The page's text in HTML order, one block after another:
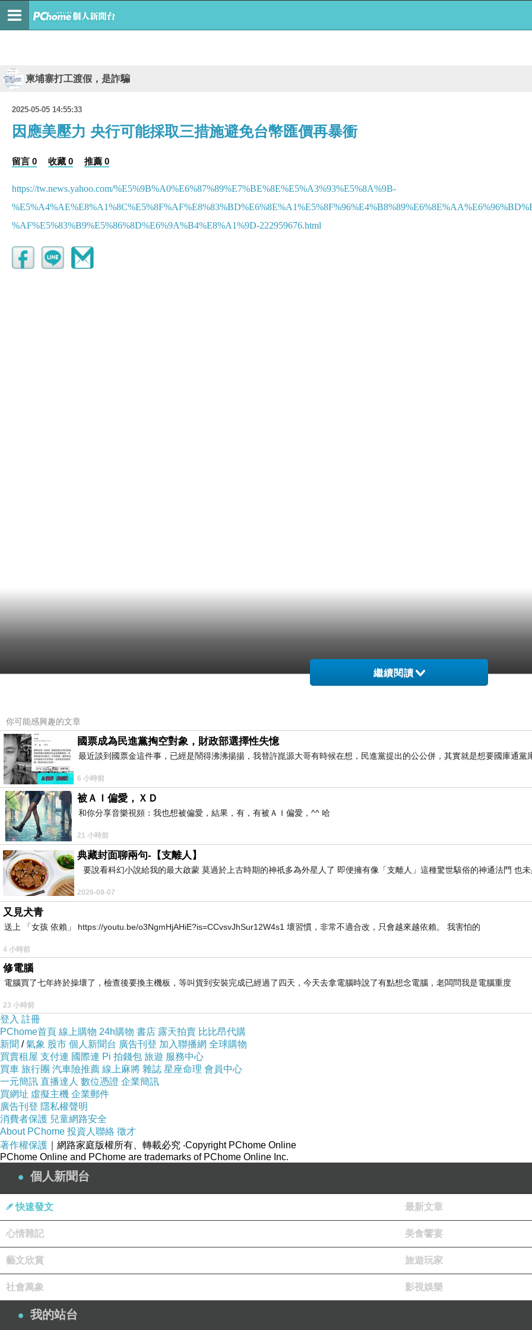
柬埔寨打工渡假，是詐騙
2025-05-05 14:55:33
因應美壓力 央行可能採取三措施避免台幣匯價再暴衝
留言 0 收藏 0 推薦 0
https://tw.news.yahoo.com/%E5%9B%A0%E6%87%89%E7%BE%8E%E5%A3%93%E5%8A%9B-
%AF%E5%83%B9%E5%86%8D%E6%9A%B4%E8%A1%9D-222959676.html
繼續閱讀
你可能感興趣的文章
國票成為民進黨掏空對象，財政部選擇性失憶
最近談到國票金這件事，已經是鬧得沸沸揚揚，我替許崑源大哥有時候在想，民進黨提出的公公併，其實就是想要國庫通黨
6 小時前
被ＡＩ偏愛，ＸＤ
和你分享音樂視頻：我也想被偏愛，結果，有，有被ＡＩ偏愛，^^ 哈
21 小時前
典藏封面聊兩句-【支離人】
要說看科幻小說給我的最大啟蒙 莫過於上古時期的神祇多為外星人了 即便擁有像「支離人」這種驚世駭俗的神通法門 也
2026-08-07
又見犬青
送上 「女孩 依賴」 https://youtu.be/o3NgmHjAHiE?is=CCvsvJhSur12W4s1 壞習慣，非常不適合改，只會越來越依賴。 我害怕的
4 小時前
修電腦
電腦買了七年終於操壞了，檢查後要換主機板，等叫貨到安裝完成已經過了四天，今天去拿電腦時說了有點想念電腦，老闆問我是電腦重度
23 小時前
登入 註冊
PChome首頁 線上購物 24h購物 書店 露天拍賣 比比昂代購
新聞 /氣象 股市 個人新聞台 廣告刊登 加入聯播網 全球購物
買賣租屋 支付連 國際連 Pi 拍錢包 旅遊 服務中心
買車 旅行團 汽車險推薦 線上麻將 雜誌 星座命理 會員中心
一元簡訊 直播達人 數位憑證 企業簡訊
買網址 虛擬主機 企業郵件
廣告刊登 隱私權聲明
消費者保護 兒童網路安全
About PChome 投資人聯絡 徵才
著作權保護 ｜網路家庭版權所有、轉載必究 ‧Copyright PChome Online
PChome Online and PChome are trademarks of PChome Online Inc.
個人新聞台
快速發文 最新文章
心情雜記 美食饗宴
藝文欣賞 旅遊玩家
社會萬象 影視娛樂
我的站台